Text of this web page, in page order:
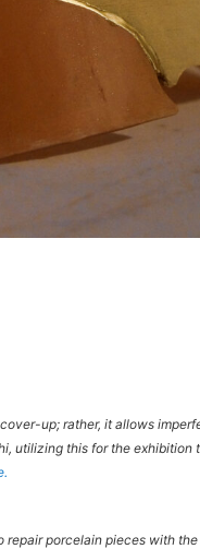
up; rather, it allows
utilizing this for the
porcelain pieces with